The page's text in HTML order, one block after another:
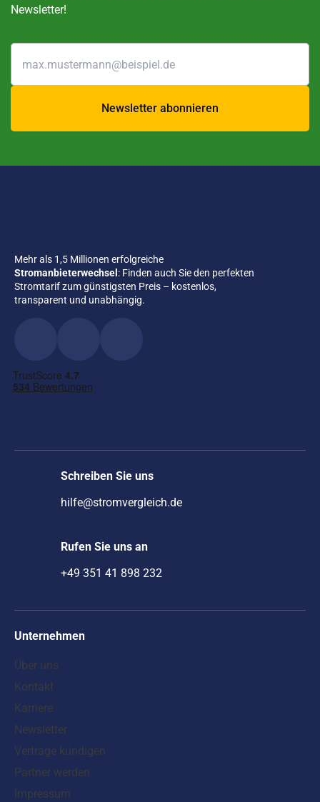
zusätzliche Angaben erforderlich – zum Beispiel
und Nebenzeit. Außerdem müssen Sie angeben,
ob Sie einen Ein- oder Doppeltarifzähler besitzen
Newsletter!
Newsletter abonnieren
Mehr als 1,5 Millionen erfolgreiche
Stromanbieterwechsel : Finden auch Sie den perfekten
Stromtarif zum günstigsten Preis – kostenlos,
transparent und unabhängig.
Schreiben Sie uns
hilfe@stromvergleich.de
Rufen Sie uns an
+49 351 41 898 232
Unternehmen
Über uns
Kontakt
Karriere
Newsletter
Verträge kündigen
Partner werden
Impressum